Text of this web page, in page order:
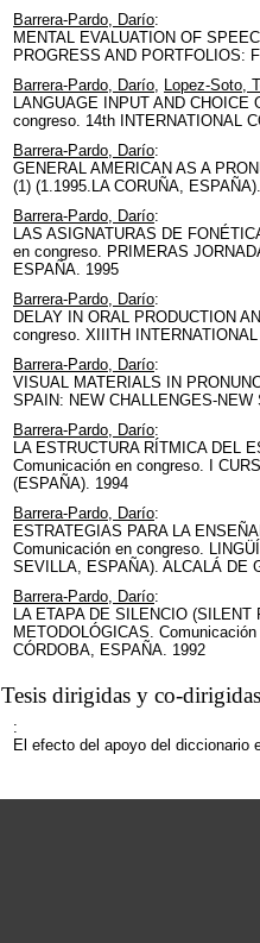
Barrera-Pardo, Darío:
MENTAL EVALUATION OF
PROGRESS AND PORTFOLIOS:
Barrera-Pardo, Darío, Lopez-Soto,
LANGUAGE INPUT AND
congreso. 14th INTERNATIONAL
Barrera-Pardo, Darío:
GENERAL AMERICAN AS A
(1) (1.1995.LA CORUÑA,
Barrera-Pardo, Darío:
LAS ASIGNATURAS DE
en congreso. PRIMERAS
ESPAÑA. 1995
Barrera-Pardo, Darío:
DELAY IN ORAL PRODUCTION
congreso. XIIITH
Barrera-Pardo, Darío:
VISUAL MATERIALS IN
SPAIN: NEW CHALLENGES-
Barrera-Pardo, Darío:
LA ESTRUCTURA RÍTMICA DEL
Comunicación en congreso. I
(ESPAÑA). 1994
Barrera-Pardo, Darío:
ESTRATEGIAS PARA LA
Comunicación en congreso.
SEVILLA, ESPAÑA). ALCALÁ DE
Barrera-Pardo, Darío:
LA ETAPA DE SILENCIO
METODOLÓGICAS.
CÓRDOBA, ESPAÑA. 1992
Tesis dirigidas y co-
:
El efecto del apoyo del diccionario